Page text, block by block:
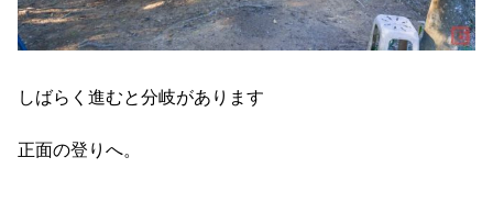
しばらく進むと分岐があります
正面の登りへ。